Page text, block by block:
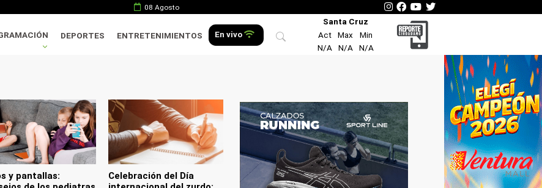
08 Agosto
DEPORTES ENTRETENIMIENTOS En vivo
Santa Cruz
Act
Max
Min
N/A
N/A N/A
y pantallas:
Celebración del Día